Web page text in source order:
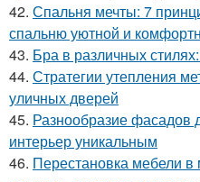
42. Спальня мечты: 7
спальню уютной и
43. Бра в различных
44. Стратегии утепления
уличных дверей
45. Разнообразие фасадов
интерьер уникальным
46. Перестановка мебели в